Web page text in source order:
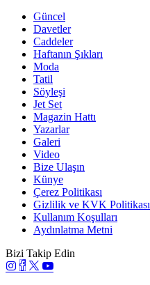
Güncel
Davetler
Caddeler
Haftanın Şıkları
Moda
Tatil
Söyleşi
Jet Set
Magazin Hattı
Yazarlar
Galeri
Video
Bize Ulaşın
Künye
Çerez Politikası
Gizlilik ve KVK Politikası
Kullanım Koşulları
Aydınlatma Metni
Bizi Takip Edin